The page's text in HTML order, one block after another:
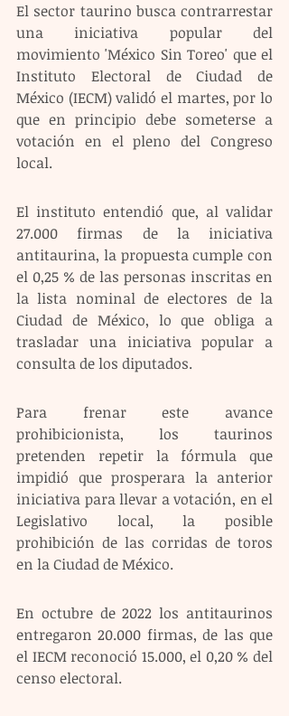
El sector taurino busca contrarrestar
una iniciativa popular del
movimiento 'México Sin Toreo' que el
Instituto Electoral de Ciudad de
México (IECM) validó el martes, por lo
que en principio debe someterse a
votación en el pleno del Congreso
local.
El instituto entendió que, al validar
27.000 firmas de la iniciativa
antitaurina, la propuesta cumple con
el 0,25 % de las personas inscritas en
la lista nominal de electores de la
Ciudad de México, lo que obliga a
trasladar una iniciativa popular a
consulta de los diputados.
Para frenar este avance
prohibicionista, los taurinos
pretenden repetir la fórmula que
impidió que prosperara la anterior
iniciativa para llevar a votación, en el
Legislativo local, la posible
prohibición de las corridas de toros
en la Ciudad de México.
En octubre de 2022 los antitaurinos
entregaron 20.000 firmas, de las que
el IECM reconoció 15.000, el 0,20 % del
censo electoral.